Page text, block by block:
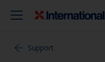
Support